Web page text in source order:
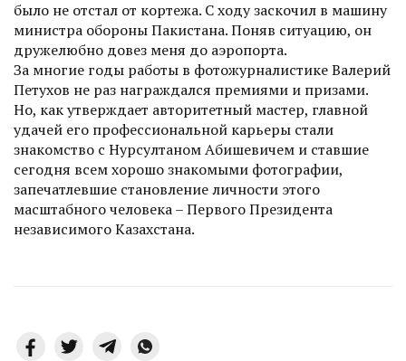
было не отстал от кортежа. С ходу заскочил в машину
министра обороны Пакистана. Поняв ситуацию, он
дружелюбно довез меня до аэропорта.
За многие годы работы в фотожурналистике Валерий
Петухов не раз награждался премиями и призами.
Но, как утверждает авторитетный мастер, главной
удачей его профессиональной карьеры стали
знакомство с Нурсултаном Абишевичем и ставшие
сегодня всем хорошо знакомыми фотографии,
запечатлевшие становление личности этого
масштабного человека – Первого Президента
независимого Казахстана.